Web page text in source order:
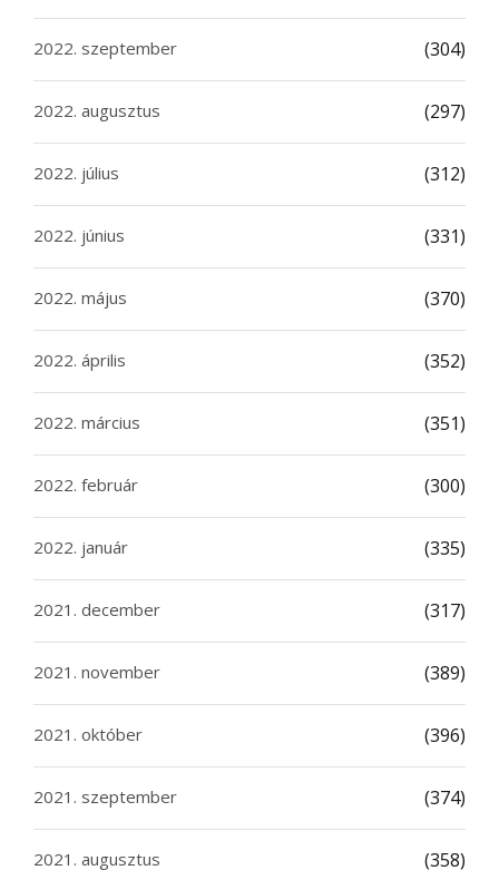
2022. szeptember (304)
2022. augusztus (297)
2022. július (312)
2022. június (331)
2022. május (370)
2022. április (352)
2022. március (351)
2022. február (300)
2022. január (335)
2021. december (317)
2021. november (389)
2021. október (396)
2021. szeptember (374)
2021. augusztus (358)